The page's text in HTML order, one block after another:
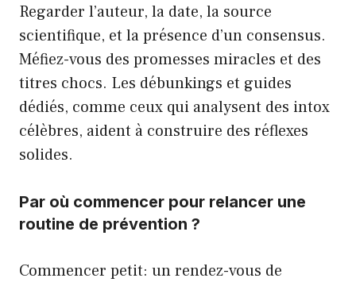
Regarder l’auteur, la date, la source
scientifique, et la présence d’un consensus.
Méfiez-vous des promesses miracles et des
titres chocs. Les débunkings et guides
dédiés, comme ceux qui analysent des intox
célèbres, aident à construire des réflexes
solides.
Par où commencer pour relancer une
routine de prévention ?
Commencer petit: un rendez-vous de